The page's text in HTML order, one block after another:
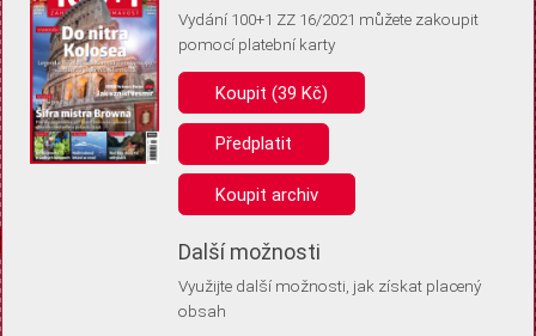
Pro základní fungování webu nepotřebujeme ukládat žádné informace
(tzv. cookies apod.). Rádi bychom vás ale požádali o souhlas s
uložením volitelných informací:
Anonymní unikátní ID
Díky němu příště poznáme, že se jedná o stejné zařízení, a
Identifikátor je zcela anonymní.
Vaše souhlasy a odmítnutí si ukládáme do vašeho zařízení, abychom se
vás už příště znovu neptali. Můžete je kdykoli později upravit ve Správě
Vydání 100+1 ZZ 16/2021 můžete zakoupit
pomocí platební karty
Koupit (39 Kč)
Předplatit
Koupit archiv
Další možnosti
Využijte další možnosti, jak získat placený
obsah